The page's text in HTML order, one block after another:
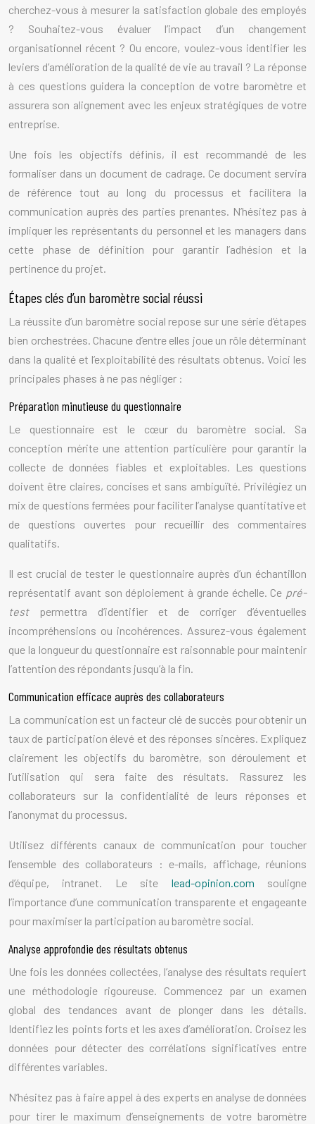
cherchez-vous à mesurer la satisfaction globale des employés
? Souhaitez-vous évaluer l’impact d’un changement
organisationnel récent ? Ou encore, voulez-vous identifier les
leviers d’amélioration de la qualité de vie au travail ? La réponse
à ces questions guidera la conception de votre baromètre et
assurera son alignement avec les enjeux stratégiques de votre
entreprise.
Une fois les objectifs définis, il est recommandé de les
formaliser dans un document de cadrage. Ce document servira
de référence tout au long du processus et facilitera la
communication auprès des parties prenantes. N’hésitez pas à
impliquer les représentants du personnel et les managers dans
cette phase de définition pour garantir l’adhésion et la
pertinence du projet.
Étapes clés d’un baromètre social réussi
La réussite d’un baromètre social repose sur une série d’étapes
bien orchestrées. Chacune d’entre elles joue un rôle déterminant
dans la qualité et l’exploitabilité des résultats obtenus. Voici les
principales phases à ne pas négliger :
Préparation minutieuse du questionnaire
Le questionnaire est le cœur du baromètre social. Sa
conception mérite une attention particulière pour garantir la
collecte de données fiables et exploitables. Les questions
doivent être claires, concises et sans ambiguïté. Privilégiez un
mix de questions fermées pour faciliter l’analyse quantitative et
de questions ouvertes pour recueillir des commentaires
qualitatifs.
Il est crucial de tester le questionnaire auprès d’un échantillon
représentatif avant son déploiement à grande échelle. Ce pré-
test
permettra d’identifier et de corriger d’éventuelles
incompréhensions ou incohérences. Assurez-vous également
que la longueur du questionnaire est raisonnable pour maintenir
l’attention des répondants jusqu’à la fin.
Communication efficace auprès des collaborateurs
La communication est un facteur clé de succès pour obtenir un
taux de participation élevé et des réponses sincères. Expliquez
clairement les objectifs du baromètre, son déroulement et
l’utilisation qui sera faite des résultats. Rassurez les
collaborateurs sur la confidentialité de leurs réponses et
l’anonymat du processus.
Utilisez différents canaux de communication pour toucher
l’ensemble des collaborateurs : e-mails, affichage, réunions
d’équipe, intranet. Le site lead-opinion.com souligne
l’importance d’une communication transparente et engageante
pour maximiser la participation au baromètre social.
Analyse approfondie des résultats obtenus
Une fois les données collectées, l’analyse des résultats requiert
une méthodologie rigoureuse. Commencez par un examen
global des tendances avant de plonger dans les détails.
Identifiez les points forts et les axes d’amélioration. Croisez les
données pour détecter des corrélations significatives entre
différentes variables.
N’hésitez pas à faire appel à des experts en analyse de données
pour tirer le maximum d’enseignements de votre baromètre